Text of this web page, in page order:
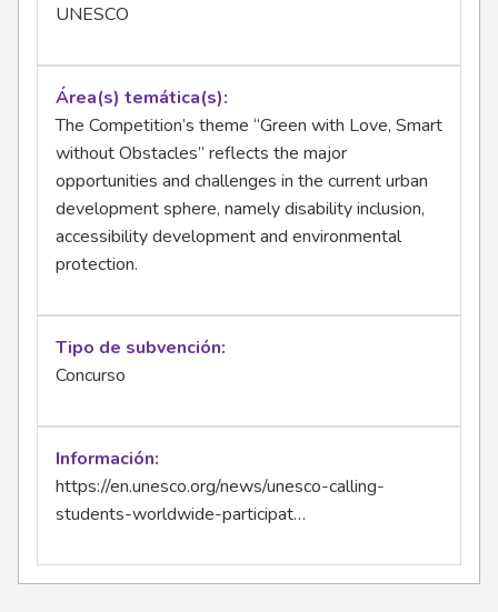
UNESCO
Área(s) temática(s)
The Competition’s theme “Green with Love, Smart
without Obstacles” reflects the major
opportunities and challenges in the current urban
development sphere, namely disability inclusion,
accessibility development and environmental
protection.
Tipo de subvención
Concurso
Información
https://en.unesco.org/news/unesco-calling-
students-worldwide-participat…